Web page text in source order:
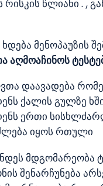
წლიანი . ,
მენოპაუზის
დაავადება
ქალის გულზე
ერთი
იყოს რთული
მდგომარეობა
შენარჩუნება